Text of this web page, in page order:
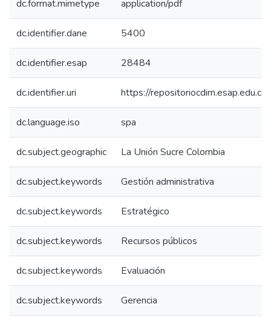
dc.format.mimetype application/pdf
dc.identifier.dane 5400
dc.identifier.esap 28484
dc.identifier.uri https://
dc.language.iso spa
dc.subject.geographic La Unión Sucre Colombia
dc.subject.keywords Gestión administrativa
dc.subject.keywords Estratégico
dc.subject.keywords Recursos públicos
dc.subject.keywords Evaluación
dc.subject.keywords Gerencia